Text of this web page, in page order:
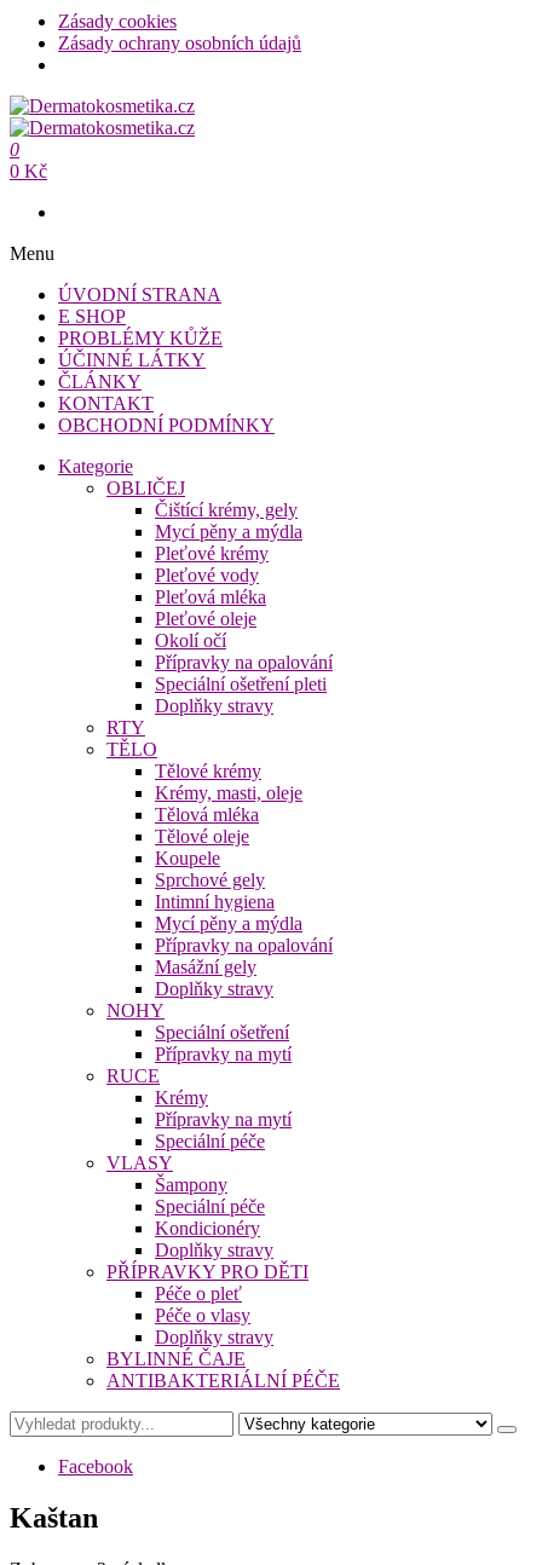
Zásady cookies
Zásady ochrany osobních údajů
Přeskočit
na
obsah
Dermatokosmetika.cz
Dermatokosmetika.cz
0
0 Kč
Menu
ÚVODNÍ STRANA
E SHOP
PROBLÉMY KŮŽE
ÚČINNÉ LÁTKY
ČLÁNKY
KONTAKT
OBCHODNÍ PODMÍNKY
Kategorie
OBLIČEJ
Čištící krémy, gely
Mycí pěny a mýdla
Pleťové krémy
Pleťové vody
Pleťová mléka
Pleťové oleje
Okolí očí
Přípravky na opalování
Speciální ošetření pleti
Doplňky stravy
RTY
TĚLO
Tělové krémy
Krémy, masti, oleje
Tělová mléka
Tělové oleje
Koupele
Sprchové gely
Intimní hygiena
Mycí pěny a mýdla
Přípravky na opalování
Masážní gely
Doplňky stravy
NOHY
Speciální ošetření
Přípravky na mytí
RUCE
Krémy
Přípravky na mytí
Speciální péče
VLASY
Šampony
Speciální péče
Kondicionéry
Doplňky stravy
PŘÍPRAVKY PRO DĚTI
Péče o pleť
Péče o vlasy
Doplňky stravy
BYLINNÉ ČAJE
ANTIBAKTERIÁLNÍ PÉČE
Facebook
Kaštan